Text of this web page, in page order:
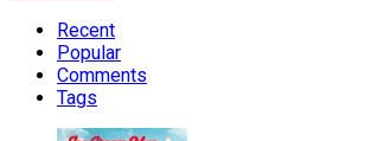
Recent
Popular
Comments
Tags